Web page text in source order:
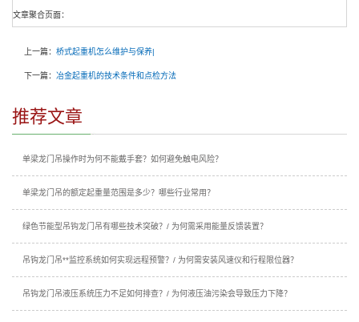
文章聚合页面：
上一篇： 桥式起重机怎么维护与保养|
下一篇： 冶金起重机的技术条件和点检方法
推荐文章
单梁龙门吊操作时为何不能戴手套？如何避免触电风险？
单梁龙门吊的额定起重量范围是多少？哪些行业常用？
绿色节能型吊钩龙门吊有哪些技术突破？/ 为何需采用能量反馈装置？
吊钩龙门吊**监控系统如何实现远程预警？/ 为何需安装风速仪和行程限位器？
吊钩龙门吊液压系统压力不足如何排查？/ 为何液压油污染会导致压力下降？